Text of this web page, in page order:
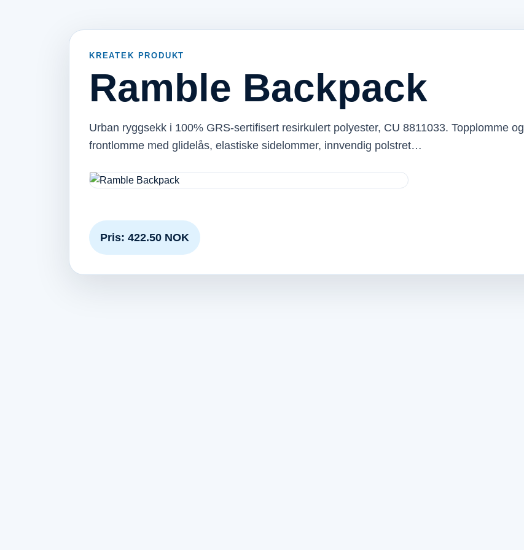
KREATEK PRODUKT
Ramble Backpack
Urban ryggsekk i 100% GRS‑sertifisert resirkulert polyester, CU 8811033. Topplomme og
frontlomme med glidelås, elastiske sidelommer, innvendig polstret…
Pris: 422.50 NOK